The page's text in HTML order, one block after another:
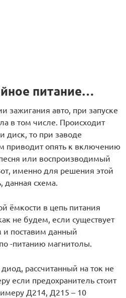
питание…
зажигания авто, при запуске
в том числе. Происходит
то при заводе
приводит опять к включению
или воспроизводимый
именно для решения этой
схема.
ёмкости в цепь питания
не будем, если существует
и поставим данный
-питанию магнитолы.
рассчитанный на ток не
если предохранитель стоит
Д214, Д215 – 10